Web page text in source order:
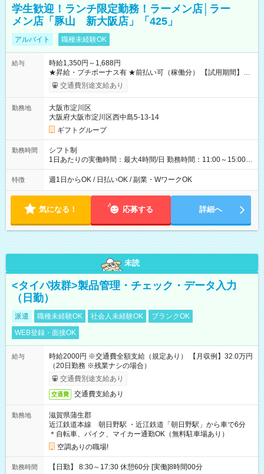
学生歓迎！ランチ限定勤務！ラーメン店│ラー
メン店「豚山 新大阪店」「425」
アルバイト 職種未経験OK
給与
時給1,350円～1,688円
★昇給・プチボーナス有 ★前払い可（稼働分） 【試用期間】試
用期間なし
交通費別途支給あり
勤務地
大阪市淀川区
大阪府大阪市淀川区西中島5-13-14
ギフトグループ
勤務時間
シフト制
1日あたりの実働時間：最大4時間/日 勤務時間：11:00～15:00
（実働4時間） ★週1日～勤務OK！ ★土日のみ・平日のみも
OK！ ★シフト自己申告制！ ★残業なし！次の予定も立てやすい
特徴 週1日からOK / 日払いOK / 副業・WワークOK
気になる！ 応募する 詳細へ
未読
<タイパ抜群>製品管理・チェック・データ入力
（日勤）
派遣 職種未経験OK 社会人未経験OK
ブランクOK
WEB登録・面接OK
給与
時給2000円 ※交通費全額支給（規定あり） 【月収例】32.0万円
（20日勤務 ※残業ナシの場合）
交通費別途支給あり
交通費 交通費支給あり
勤務地
滋賀県蒲生郡
近江鉄道本線 朝日野駅 ・近江鉄道「朝日野駅」から車で6分
＊自転車、バイク、マイカー通勤OK（無料駐車場あり）
空調ありの職場!
勤務時間 【日勤】 8:30～17:30 休憩60分 [実働]8時間00分